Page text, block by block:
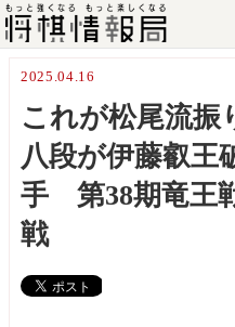
2025.04.16
これが松尾流
八段が伊藤叡王
手 第38期竜王
戦